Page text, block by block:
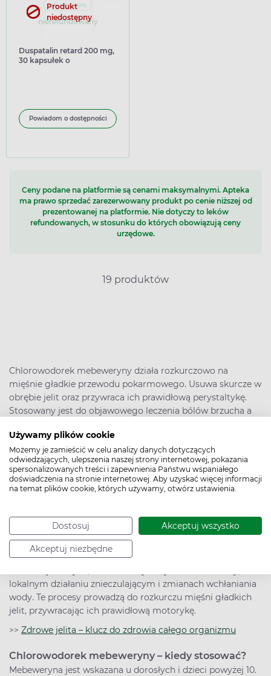
Używamy plików cookie
Możemy je zamieścić w celu analizy danych dotyczących
odwiedzających, ulepszenia naszej strony internetowej, pokazania
spersonalizowanych treści i zapewnienia Państwu wspaniałego
doświadczenia na stronie internetowej. Aby uzyskać więcej informacji
na temat plików cookie, których używamy, otwórz ustawienia.
Dostosuj Akceptuj wszystko
Akceptuj niezbędne
nierefundowany
Produkt
niedostępny
Duspatalin retard 200 mg,
30 kapsułek o
Powiadom o dostępności
Ceny podane na platformie są cenami maksymalnymi. Apteka
ma prawo sprzedać zarezerwowany produkt po cenie niższej od
prezentowanej na platformie. Nie dotyczy to leków
refundowanych, w stosunku do których obowiązują ceny
urzędowe.
19 produktów
Chlorowodorek mebeweryny działa rozkurczowo na
mięśnie gładkie przewodu pokarmowego. Usuwa skurcze w
obrębie jelit oraz przywraca ich prawidłową perystaltykę.
Stosowany jest do objawowego leczenia bólów brzucha a
może być także stosowana w przypadku przerostu prostaty
w celu rozluźnienia mięśni wokół cewki moczowej i
umożliwienia prawidłowego oddawania moczu.
Chlorowodorek mebeweryny – jak działa?
przekształcany do mebeweryny. Rozkurcza ona mięśnie
gładkie przewodu pokarmowego, normalizując motorykę
jelit. Choć dokładny mechanizm nie jest znany, działanie
meweberyny opiera się na zmniejszeniu przepuszczalności
lokalnym działaniu znieczulającym i zmianach wchłaniania
wody. Te procesy prowadzą do rozkurczu mięśni gładkich
jelit, przywracając ich prawidłową motorykę.
>> Zdrowe jelita – klucz do zdrowia całego organizmu
Chlorowodorek mebeweryny – kiedy stosować?
Mebeweryna jest wskazana u dorosłych i dzieci powyżej 10.